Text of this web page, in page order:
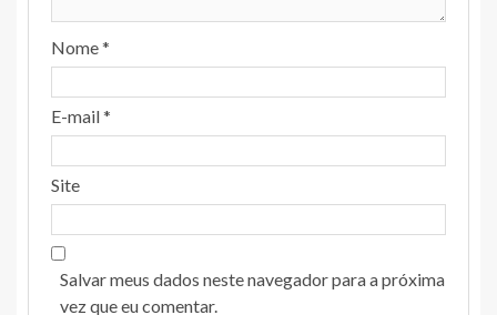
Nome*
E-mail*
Site
Salvar meus dados neste navegador para a próxima
vez que eu comentar.